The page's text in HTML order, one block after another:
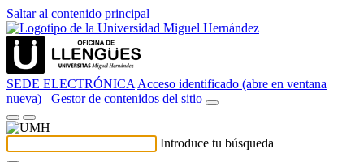
Saltar al contenido principal
SEDE ELECTRÓNICA Acceso identificado (abre en ventana
nueva)
Gestor de contenidos del sitio
Introduce tu búsqueda